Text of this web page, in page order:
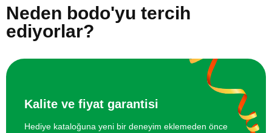
İki Kişi için Heykel Atölyesi
1100 TL
Neden bodo'yu tercih
ediyorlar?
Kalite ve fiyat garantisi
Hediye kataloğuna yeni bir deneyim eklemeden önce